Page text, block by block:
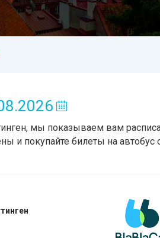
мы показываем вам
и покупайте билеты на